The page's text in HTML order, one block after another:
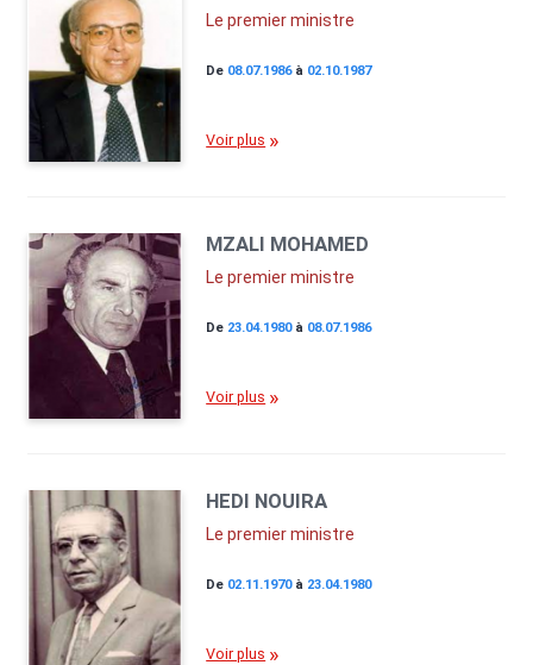
Le premier ministre
De 08.07.1986 à 02.10.1987
Voir plus
MZALI MOHAMED
Le premier ministre
De 23.04.1980 à 08.07.1986
Voir plus
HEDI NOUIRA
Le premier ministre
De 02.11.1970 à 23.04.1980
Voir plus